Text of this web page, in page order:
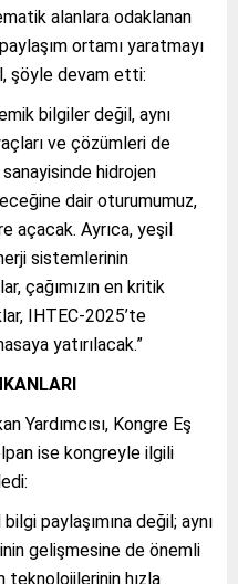
alanlara odaklanan
ortamı yaratmayı
şöyle devam etti:
bilgiler değil, aynı
ve çözümleri de
hidrojen
dair oturumumuz,
açacak. Ayrıca, yeşil
sistemlerinin
çağımızın en kritik
IHTEC-2025’te
yatırılacak.”
Yardımcısı, Kongre Eş
ise kongreyle ilgili
paylaşımına değil; aynı
gelişmesine de önemli
teknolojilerinin hızla